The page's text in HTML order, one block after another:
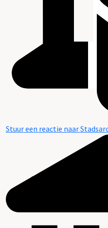
Stuur een reactie naar